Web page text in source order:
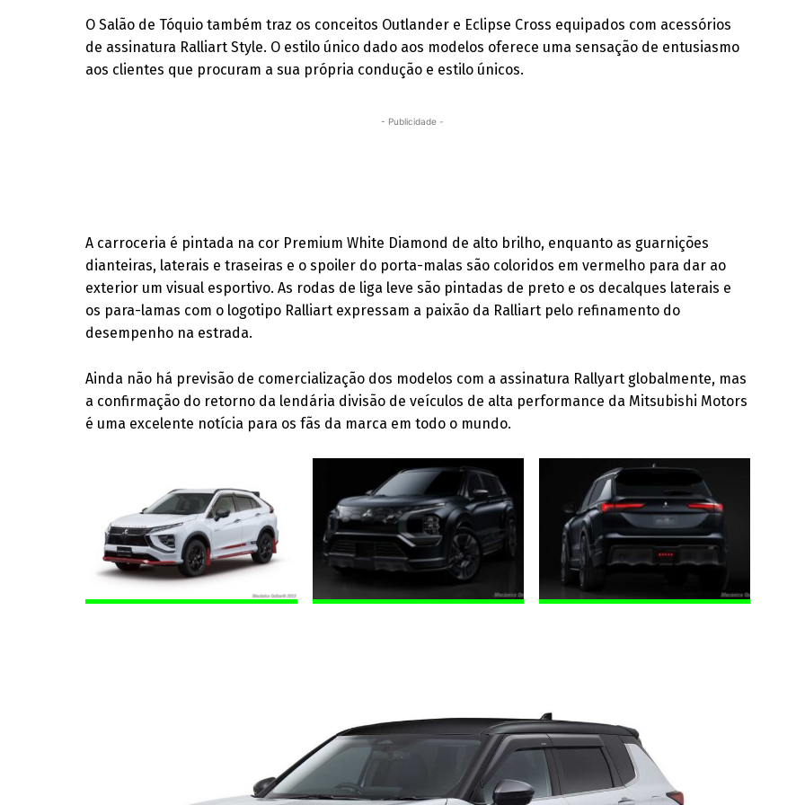
O Salão de Tóquio também traz os conceitos Outlander e Eclipse Cross equipados com acessórios
de assinatura Ralliart Style. O estilo único dado aos modelos oferece uma sensação de entusiasmo
aos clientes que procuram a sua própria condução e estilo únicos.
- Publicidade -
A carroceria é pintada na cor Premium White Diamond de alto brilho, enquanto as guarnições
dianteiras, laterais e traseiras e o spoiler do porta-malas são coloridos em vermelho para dar ao
exterior um visual esportivo. As rodas de liga leve são pintadas de preto e os decalques laterais e
os para-lamas com o logotipo Ralliart expressam a paixão da Ralliart pelo refinamento do
desempenho na estrada.
Ainda não há previsão de comercialização dos modelos com a assinatura Rallyart globalmente, mas
a confirmação do retorno da lendária divisão de veículos de alta performance da Mitsubishi Motors
é uma excelente notícia para os fãs da marca em todo o mundo.